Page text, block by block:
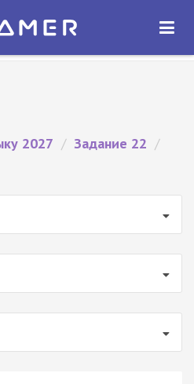
ОТКРЫТЬ
2027 / Задание 22 /